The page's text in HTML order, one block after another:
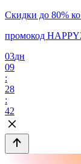
Скидки до 80%
промокод
03дн
09
:
28
:
42